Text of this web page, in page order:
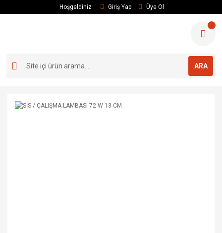
Hoşgeldiniz Giriş Yap Üye Ol
ARA